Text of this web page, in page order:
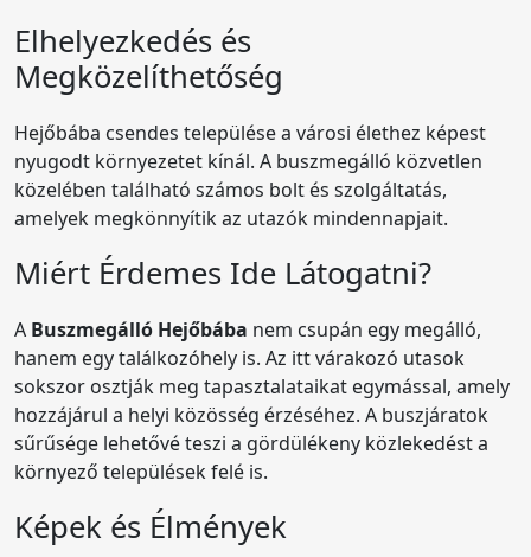
Elhelyezkedés és
Megközelíthetőség
Hejőbába csendes települése a városi élethez képest
nyugodt környezetet kínál. A buszmegálló közvetlen
közelében található számos bolt és szolgáltatás,
amelyek megkönnyítik az utazók mindennapjait.
Miért Érdemes Ide Látogatni?
A Buszmegálló Hejőbába nem csupán egy megálló,
hanem egy találkozóhely is. Az itt várakozó utasok
sokszor osztják meg tapasztalataikat egymással, amely
hozzájárul a helyi közösség érzéséhez. A buszjáratok
sűrűsége lehetővé teszi a gördülékeny közlekedést a
környező települések felé is.
Képek és Élmények